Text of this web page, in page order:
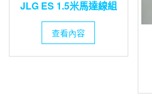
JLG ES 1.5米馬達線組
查看內容